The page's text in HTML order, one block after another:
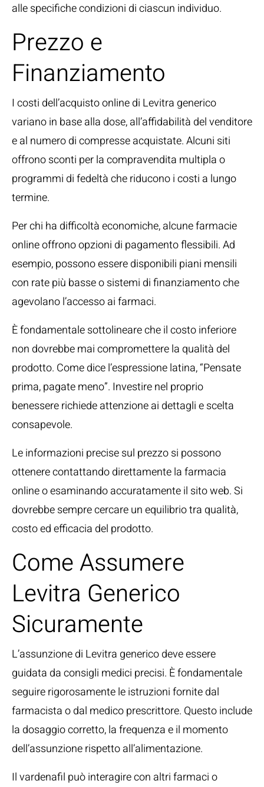
alle specifiche condizioni di ciascun individuo.
Prezzo e
Finanziamento
I costi dell’acquisto online di Levitra generico
variano in base alla dose, all’affidabilità del venditore
e al numero di compresse acquistate. Alcuni siti
offrono sconti per la compravendita multipla o
programmi di fedeltà che riducono i costi a lungo
termine.
Per chi ha difficoltà economiche, alcune farmacie
online offrono opzioni di pagamento flessibili. Ad
esempio, possono essere disponibili piani mensili
con rate più basse o sistemi di finanziamento che
agevolano l’accesso ai farmaci.
È fondamentale sottolineare che il costo inferiore
non dovrebbe mai compromettere la qualità del
prodotto. Come dice l’espressione latina, “Pensate
prima, pagate meno”. Investire nel proprio
benessere richiede attenzione ai dettagli e scelta
consapevole.
Le informazioni precise sul prezzo si possono
ottenere contattando direttamente la farmacia
online o esaminando accuratamente il sito web. Si
dovrebbe sempre cercare un equilibrio tra qualità,
costo ed efficacia del prodotto.
Come Assumere
Levitra Generico
Sicuramente
L’assunzione di Levitra generico deve essere
guidata da consigli medici precisi. È fondamentale
seguire rigorosamente le istruzioni fornite dal
farmacista o dal medico prescrittore. Questo include
la dosaggio corretto, la frequenza e il momento
dell’assunzione rispetto all’alimentazione.
Il vardenafil può interagire con altri farmaci o